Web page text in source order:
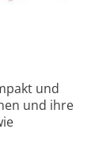
und
und ihre